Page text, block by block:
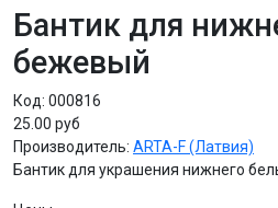
Бантик для
бежевый
Код: 000816
25.00 руб
Производитель: ARTA-F (Латвия)
Бантик для украшения нижнего